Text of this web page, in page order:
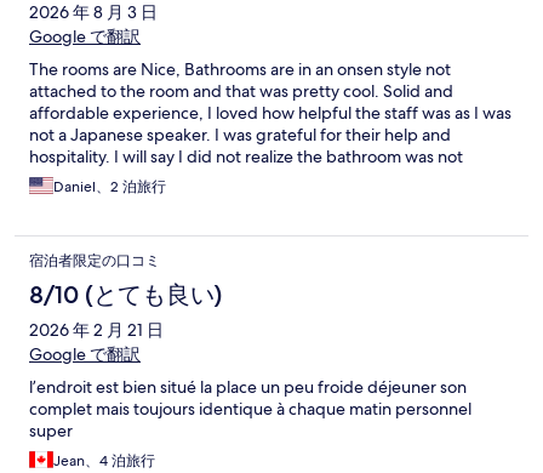
2026 年 8 月 3 日
Google で翻訳
The rooms are Nice, Bathrooms are in an onsen style not
attached to the room and that was pretty cool. Solid and
affordable experience, I loved how helpful the staff was as I was
not a Japanese speaker. I was grateful for their help and
hospitality. I will say I did not realize the bathroom was not
attached so that caught me off guard but that is on me. The
room had tatami mats and that was nice. There wasn't AC in the
of the heat. This is listed as a Ski resort so keep that in mind.
Beautiful views of the area and it was walkable to many
locations.
Daniel、2 泊旅行
宿泊者限定の口コミ
8/10 (とても良い)
2026 年 2 月 21 日
Google で翻訳
l’endroit est bien situé la place un peu froide déjeuner son
complet mais toujours identique à chaque matin personnel
super
Jean、4 泊旅行